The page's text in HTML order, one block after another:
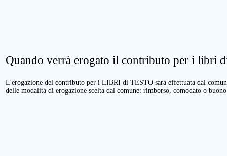
Quando verrà erogato il contributo per i libri
L'erogazione del contributo per i LIBRI di TESTO sarà effettuata dal
delle modalità di erogazione scelta dal comune: rimborso, comodato o